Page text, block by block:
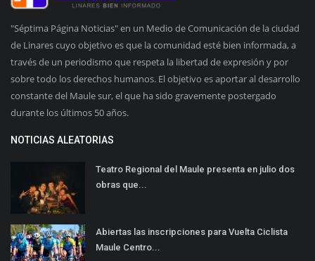
"Séptima Página Noticias" en un Medio de Comunicación de la ciudad
de Linares cuyo objetivo es que la comunidad esté bien informada, a
través de un periodismo que respeta la libertad de expresión y por
sobre todo los derechos humanos. El objetivo es aportar al desarrollo
constante del Maule sur, el que ha sido gravemente postergado
durante los últimos 50 años.
NOTICIAS ALEATORIAS
Teatro Regional del Maule presenta en julio dos
obras que...
Abiertas las inscripciones para Vuelta Ciclista
Maule Centro...